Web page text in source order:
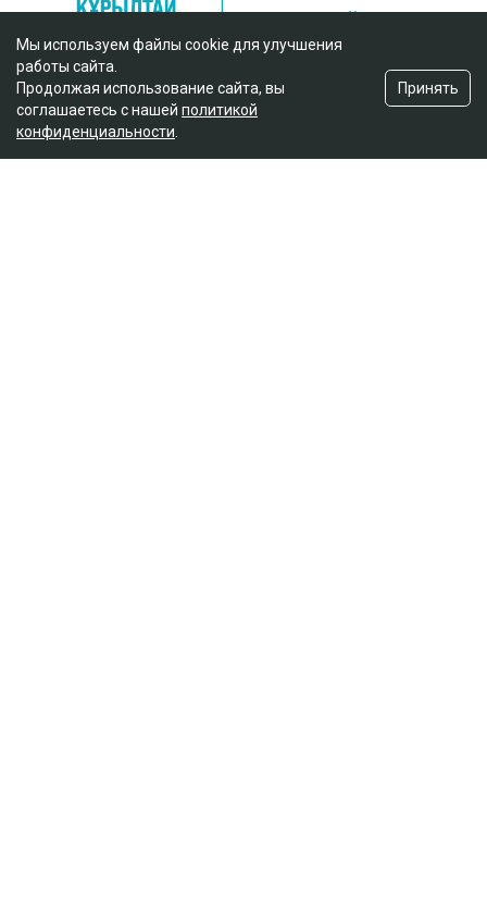
Мы используем файлы cookie для улучшения
работы сайта.
Продолжая использование сайта, вы
соглашаетесь с нашей политикой
конфиденциальности
Принять